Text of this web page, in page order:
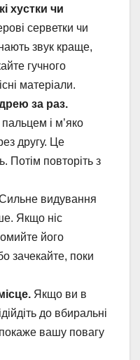
хустки чи
серветки чи
звук краще,
гучного
матеріали.
за раз.
і м’яко
другу. Це
Потім повторіть з
видування
Якщо ніс
його
зачекайте, поки
Якщо ви в
до вбиральні
вашу повагу